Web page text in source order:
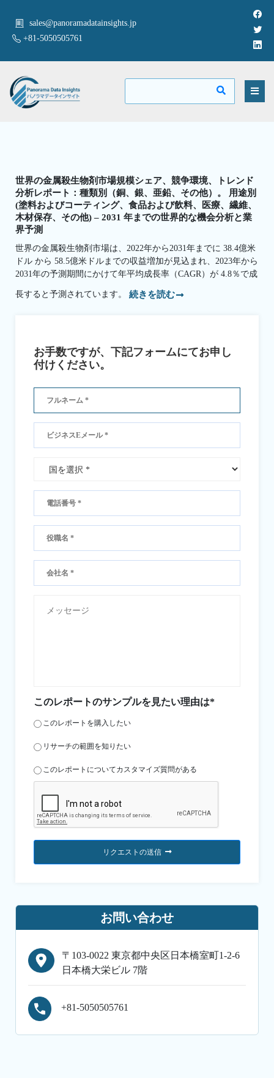
sales@panoramadatainsights.jp
+81-5050505761
世界の金属殺生物剤市場規模シェア、競争環境、トレンド
分析レポート：種類別（銅、銀、亜鉛、その他）。 用途別
(塗料およびコーティング、食品および飲料、医療、繊維、
木材保存、その他) – 2031 年までの世界的な機会分析と業
界予測
世界の金属殺生物剤市場は、2022年から2031年までに 38.4億米
ドル から 58.5億米ドルまでの収益増加が見込まれ、2023年から
2031年の予測期間にかけて年平均成長率（CAGR）が 4.8％で成
長すると予測されています。 続きを読む
お手数ですが、下記フォームにてお申し
付けください。
このレポートのサンプルを見たい理由は*
このレポートを購入したい
リサーチの範囲を知りたい
このレポートについてカスタマイズ質問がある
リクエストの送信
お問い合わせ
〒103-0022 東京都中央区日本橋室町1-2-6
日本橋大栄ビル 7階
+81-5050505761